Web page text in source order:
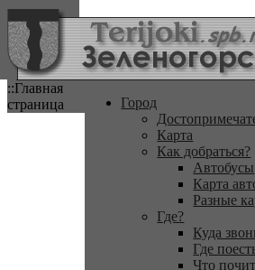
::Главная
страница
Город
Карта
Как добраться?
Автобусы
Карта
Разные
Где?
Куда
Где
Что